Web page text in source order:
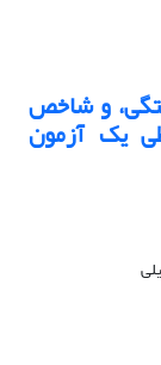
و شاخص
یک آزمون